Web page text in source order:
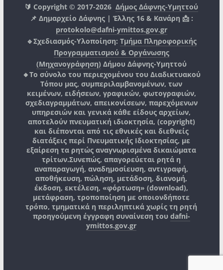
🔰 Copyright © 2017-2026Δήμος Δάφνης-Υμηττού
📌 Δημαρχείο Δάφνης | Έλλης 16 & Κανάρη 📩 :
protokolo@dafni-ymittos.gov.gr
🔹Σχεδιασμός-Υλοποίηση: Τμήμα Πληροφορικής
Προγραμματισμού & Οργάνωσης
(Μηχανογράφηση) Δήμου Δάφνης-Υμηττού
🔸Το σύνολο του περιεχομένου του Διαδικτυακού
Τόπου μας, συμπεριλαμβανομένων, των
κειμένων, ειδήσεων, γραφικών, φωτογραφιών,
σχεδιαγραμμάτων, απεικονίσεων, παρεχόμενων
υπηρεσιών και γενικά κάθε είδους αρχείων,
αποτελούν πνευματική ιδιοκτησία, (copyright)
και διέπονται από τις εθνικές και διεθνείς
διατάξεις περί Πνευματικής Ιδιοκτησίας, με
εξαίρεση τα ρητώς αναγνωρισμένα δικαιώματα
τρίτων.Συνεπώς, απαγορεύεται ρητά η
αναπαραγωγή, αναδημοσίευση, αντιγραφή,
αποθήκευση, πώληση, μετάδοση, διανομή,
έκδοση, εκτέλεση, «φόρτωση» (download),
μετάφραση, τροποποίηση με οποιονδήποτε
τρόπο, τμηματικά η περιληπτικά χωρίς τη ρητή
προηγούμενη έγγραφη συναίνεση του dafni-
ymittos.gov.gr